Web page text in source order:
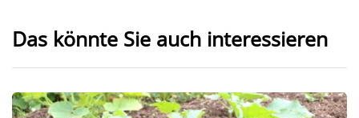
Das könnte Sie auch interessieren